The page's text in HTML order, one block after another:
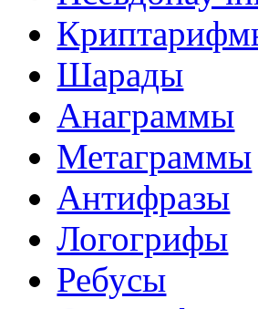
Шарады
Анаграммы
Метаграммы
Антифразы
Логогрифы
Ребусы